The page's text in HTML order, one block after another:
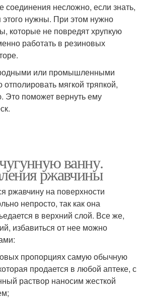
соединения несложно, если знать,
этого нужны. При этом нужно
которые не повредят хрупкую
работать в резиновых
или промышленными
мягкой тряпкой,
Это поможет вернуть ему
ванну.
ржавчины
ржавчину на поверхности
непросто, так как она
в верхний слой. Все же,
избавиться от нее можно
пропорциях самую обычную
продается в любой аптеке, с
раствор наносим жесткой